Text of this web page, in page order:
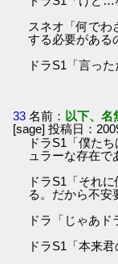
スネオ「何でわ
する必要がある
ドラS1「言っ
33 名前： 以下、
[sage] 投稿日：
ドラS1「僕た
ュラーな存在で
ドラS1「それ
る。だから不安
ドラ「じゃあ
ドラS1「本来